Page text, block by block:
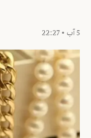
5 آب • 22:27